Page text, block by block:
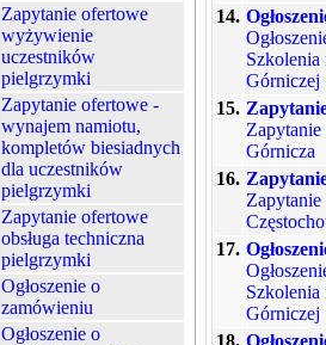
Zapytanie ofertowe
wyżywienie
uczestników
pielgrzymki
Zapytanie ofertowe -
wynajem namiotu,
kompletów biesiadnych
dla uczestników
pielgrzymki
Zapytanie ofertowe
obsługa techniczna
pielgrzymki
Ogłoszenie o
zamówieniu
Ogłoszenie o
14.
Górniczej
15.
Górnicza
16.
17.
Górniczej
18.